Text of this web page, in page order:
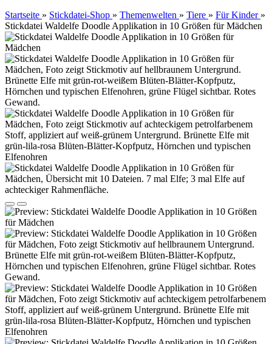
Startseite » Stickdatei-Shop » Themenwelten » Tiere » Für Kinder »
Stickdatei Waldelfe Doodle Applikation in 10 Größen für Mädchen